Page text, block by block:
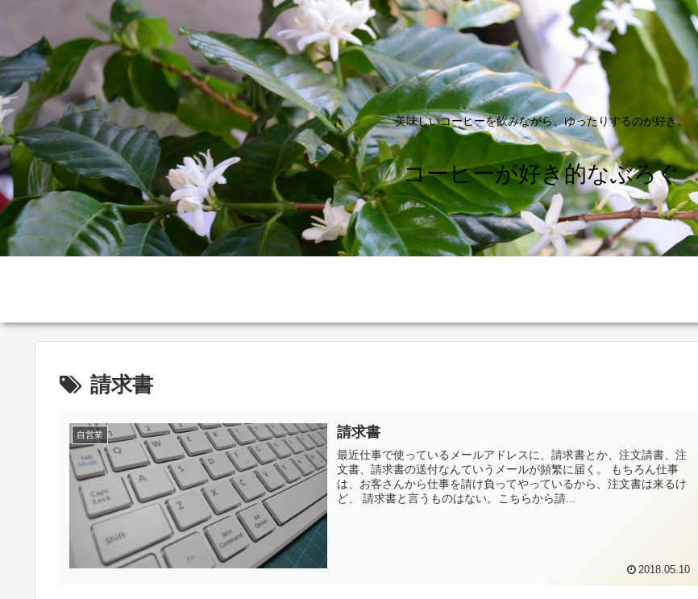
美味しいコーヒーを飲みながら、ゆったりするのが好き。
コーヒーが好き的なぶろぐ
請求書
自営業 請求書
最近仕事で使っているメールアドレスに、請求書とか、注文請書、注
文書、請求書の送付なんていうメールが頻繁に届く。 もちろん仕事
は、お客さんから仕事を請け負ってやっているから、注文書は来るけ
ど、 請求書と言うものはない。こちらから請...
2018.05.10